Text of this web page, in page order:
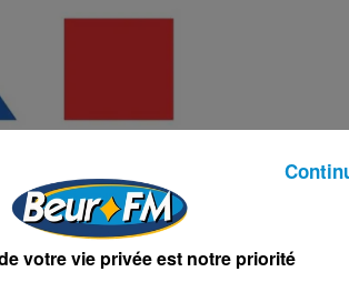
votre vie privée est notre priorité